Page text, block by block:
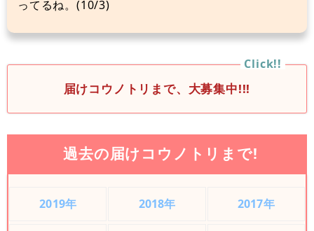
ってるね。(10/3)
届けコウノトリまで、大募集中!!!
過去の届けコウノトリまで!
2019年 2018年 2017年